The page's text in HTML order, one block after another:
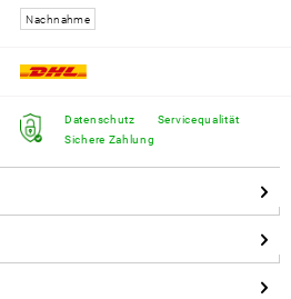
Nachnahme
Datenschutz
Sichere Zahlung
Servicequalität